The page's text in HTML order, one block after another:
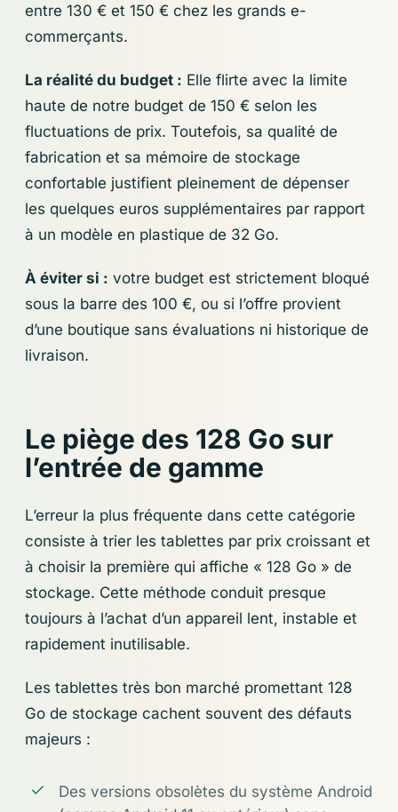
entre 130 € et 150 € chez les grands e-
commerçants.
La réalité du budget : Elle flirte avec la limite
haute de notre budget de 150 € selon les
fluctuations de prix. Toutefois, sa qualité de
fabrication et sa mémoire de stockage
confortable justifient pleinement de dépenser
les quelques euros supplémentaires par rapport
à un modèle en plastique de 32 Go.
À éviter si : votre budget est strictement bloqué
sous la barre des 100 €, ou si l’offre provient
d’une boutique sans évaluations ni historique de
livraison.
Le piège des 128 Go sur
l’entrée de gamme
L’erreur la plus fréquente dans cette catégorie
consiste à trier les tablettes par prix croissant et
à choisir la première qui affiche « 128 Go » de
stockage. Cette méthode conduit presque
toujours à l’achat d’un appareil lent, instable et
rapidement inutilisable.
Les tablettes très bon marché promettant 128
Go de stockage cachent souvent des défauts
majeurs :
Des versions obsolètes du système Android